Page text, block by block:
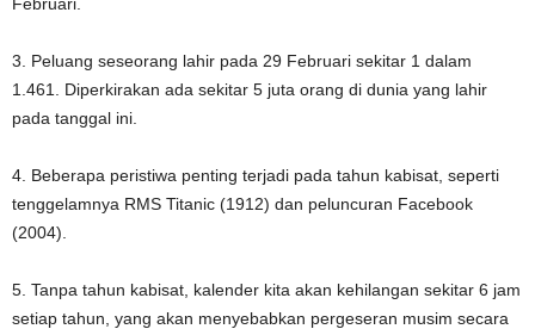
3. Peluang seseorang lahir pada 29 Februari sekitar 1 dalam
1.461. Diperkirakan ada sekitar 5 juta orang di dunia yang lahir
pada tanggal ini.
4. Beberapa peristiwa penting terjadi pada tahun kabisat, seperti
tenggelamnya RMS Titanic (1912) dan peluncuran Facebook
(2004).
5. Tanpa tahun kabisat, kalender kita akan kehilangan sekitar 6 jam
setiap tahun, yang akan menyebabkan pergeseran musim secara